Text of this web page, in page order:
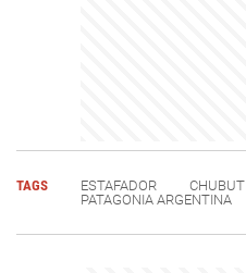
TAGS ESTAFADOR CHUBUT
PATAGONIA ARGENTINA